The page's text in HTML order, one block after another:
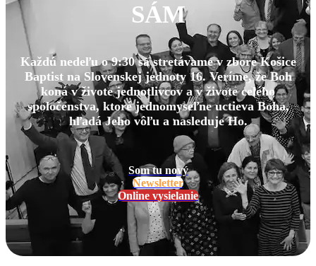
SÁM
Každú nedeľu o 9:30 sa stretávame v zbore Košice
Baptist na Slovenskej jednoty 16. Veríme, že Boh
koná v živote jednotlivcov a v živote celého
spoločenstva, ktoré jednomyseľne uctieva Boha,
hľadá Jeho vôľu a nasleduje Ho.
Som tu nový
Newsletter
Online vysielanie